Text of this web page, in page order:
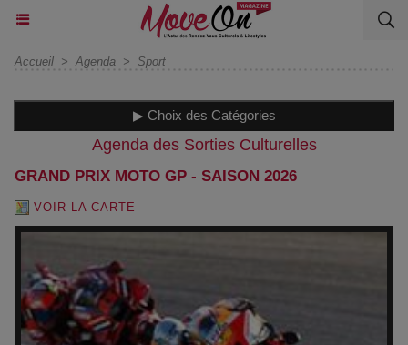
Accueil > Agenda > Sport
▶ Choix des Catégories
Agenda des Sorties Culturelles
GRAND PRIX MOTO GP - SAISON 2026
VOIR LA CARTE